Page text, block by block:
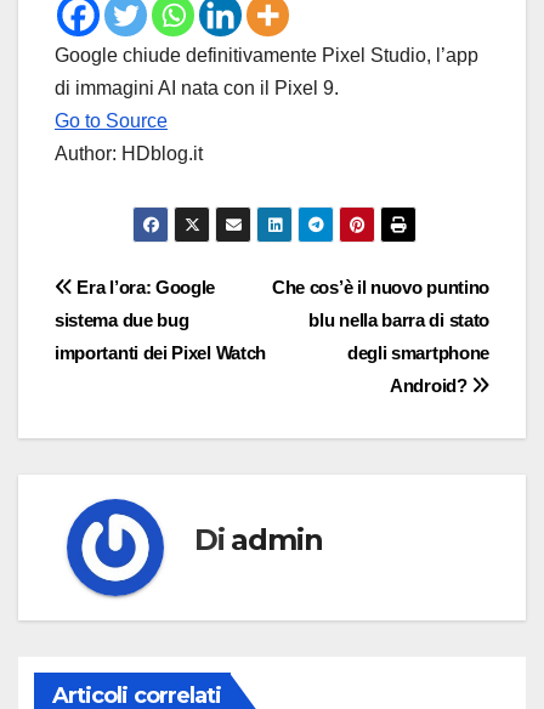
Google chiude definitivamente Pixel Studio, l’app
di immagini AI nata con il Pixel 9.
Go to Source
Author: HDblog.it
Navigazione
articoli
Che cos’è il nuovo puntino
blu nella barra di stato
degli smartphone
Android?
Era l’ora: Google
sistema due bug
importanti dei Pixel Watch
Di admin
Articoli correlati